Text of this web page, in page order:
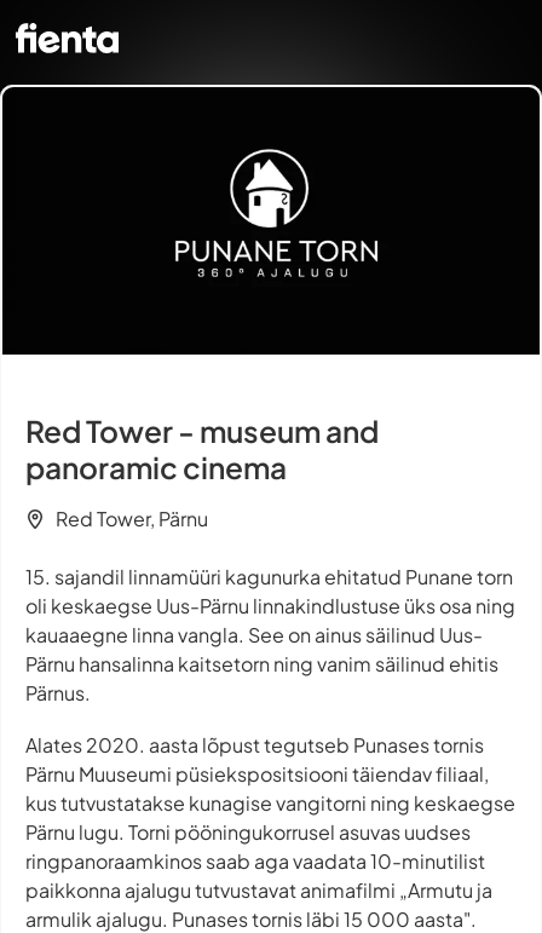
Red Tower - museum and
panoramic cinema
Red Tower, Pärnu
15. sajandil linnamüüri kagunurka ehitatud Punane torn
oli keskaegse Uus-Pärnu linnakindlustuse üks osa ning
kauaaegne linna vangla. See on ainus säilinud Uus-
Pärnu hansalinna kaitsetorn ning vanim säilinud ehitis
Pärnus.
Alates 2020. aasta lõpust tegutseb Punases tornis
Pärnu Muuseumi püsiekspositsiooni täiendav filiaal,
kus tutvustatakse kunagise vangitorni ning keskaegse
Pärnu lugu. Torni pööningukorrusel asuvas uudses
ringpanoraamkinos saab aga vaadata 10-minutilist
paikkonna ajalugu tutvustavat animafilmi „Armutu ja
armulik ajalugu. Punases tornis läbi 15 000 aasta".